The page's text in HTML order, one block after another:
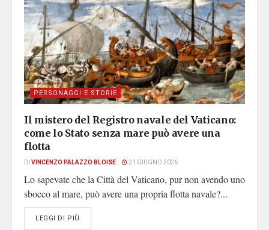
PERSONAGGI E STORIE
Il mistero del Registro navale del Vaticano:
come lo Stato senza mare può avere una
flotta
DI VINCENZO PALAZZO BLOISE 21 GIUGNO 2026
Lo sapevate che la Città del Vaticano, pur non avendo uno
sbocco al mare, può avere una propria flotta navale?...
LEGGI DI PIÙ